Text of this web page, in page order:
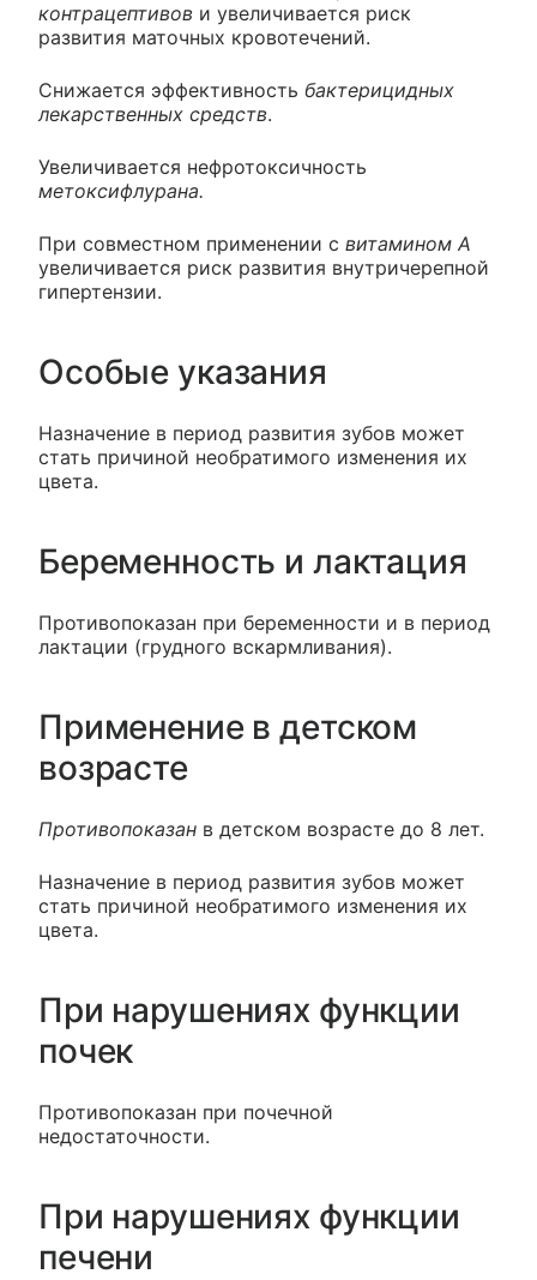
контрацептивов и увеличивается риск
развития маточных кровотечений.
Снижается эффективность бактерицидных
лекарственных средств.
Увеличивается нефротоксичность
метоксифлурана.
При совместном применении с витамином А
увеличивается риск развития внутричерепной
гипертензии.
Особые указания
Назначение в период развития зубов может
стать причиной необратимого изменения их
цвета.
Беременность и лактация
Противопоказан при беременности и в период
лактации (грудного вскармливания).
Применение в детском
возрасте
Противопоказан в детском возрасте до 8 лет.
Назначение в период развития зубов может
стать причиной необратимого изменения их
цвета.
При нарушениях функции
почек
Противопоказан при почечной
недостаточности.
При нарушениях функции
печени